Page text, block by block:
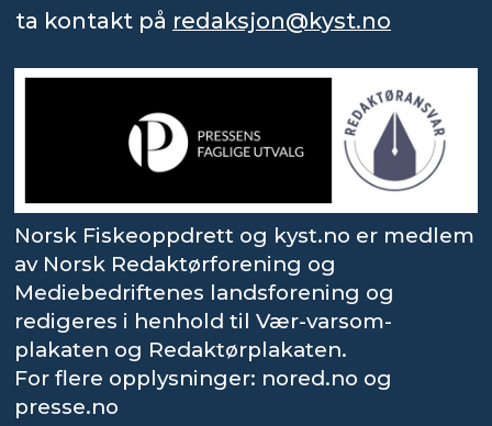
ta kontakt på redaksjon@kyst.no
Norsk Fiskeoppdrett og kyst.no er medlem
av Norsk Redaktørforening og
Mediebedriftenes landsforening og
redigeres i henhold til Vær-varsom-
plakaten og Redaktørplakaten.
For flere opplysninger: nored.no og
presse.no